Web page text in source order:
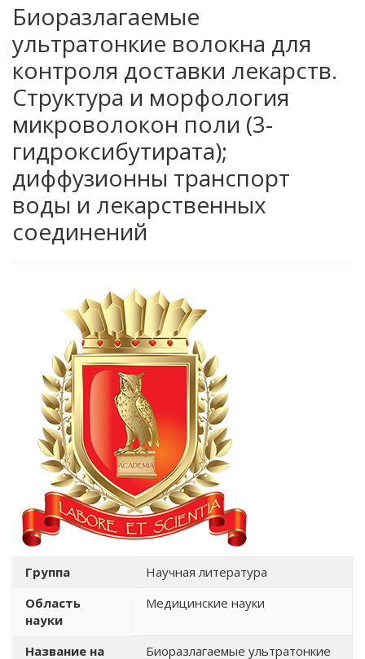
Биоразлагаемые
ультратонкие волокна для
контроля доставки лекарств.
Структура и морфология
микроволокон поли (3-
гидроксибутирата);
диффузионны транспорт
воды и лекарственных
соединений
Группа
Научная литература
Область
науки
Медицинские науки
Название на
Биоразлагаемые ультратонкие